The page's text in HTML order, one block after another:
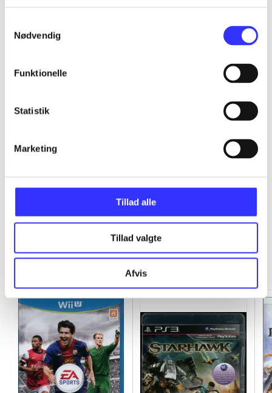
Nødvendig
Funktionelle
Statistik
Marketing
Tillad alle
Tillad valgte
Afvis
Minder om